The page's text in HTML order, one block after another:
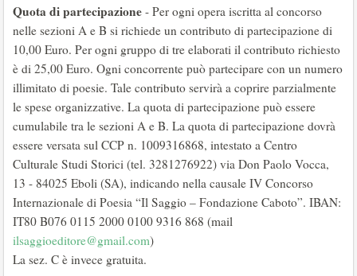
Quota di partecipazione - Per ogni opera iscritta al concorso
nelle sezioni A e B si richiede un contributo di partecipazione di
10,00 Euro. Per ogni gruppo di tre elaborati il contributo richiesto
è di 25,00 Euro. Ogni concorrente può partecipare con un numero
illimitato di poesie. Tale contributo servirà a coprire parzialmente
le spese organizzative. La quota di partecipazione può essere
cumulabile tra le sezioni A e B. La quota di partecipazione dovrà
essere versata sul CCP n. 1009316868, intestato a Centro
Culturale Studi Storici (tel. 3281276922) via Don Paolo Vocca,
13 - 84025 Eboli (SA), indicando nella causale IV Concorso
Internazionale di Poesia “Il Saggio – Fondazione Caboto”. IBAN:
IT80 B076 0115 2000 0100 9316 868 (mail
ilsaggioeditore@gmail.com)
La sez. C è invece gratuita.